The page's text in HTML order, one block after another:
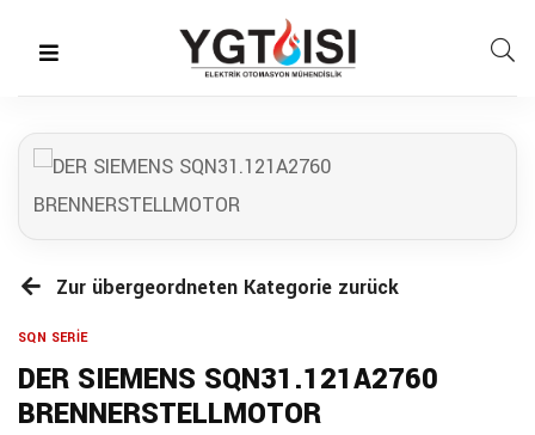
Zur übergeordneten Kategorie zurück
SQN SERİE
DER SIEMENS SQN31.121A2760
BRENNERSTELLMOTOR